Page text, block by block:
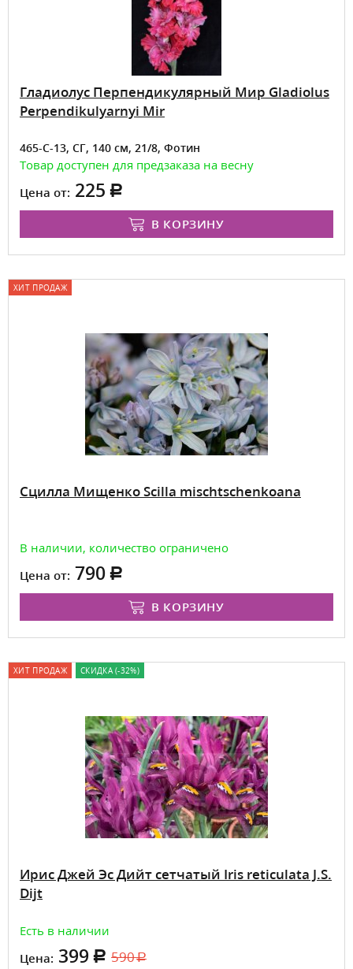
Гладиолус Перпендикулярный Мир Gladiolus
Perpendikulyarnyi Mir
465-С-13, СГ, 140 см, 21/8, Фотин
Товар доступен для предзаказа на весну
Цена от: 225
В КОРЗИНУ
ХИТ ПРОДАЖ
Сцилла Мищенко Scilla mischtschenkoana
В наличии, количество ограничено
Цена от: 790
В КОРЗИНУ
ХИТ ПРОДАЖ СКИДКА (-32%)
Ирис Джей Эс Дийт сетчатый Iris reticulata J.S.
Dijt
Есть в наличии
Цена: 399 590